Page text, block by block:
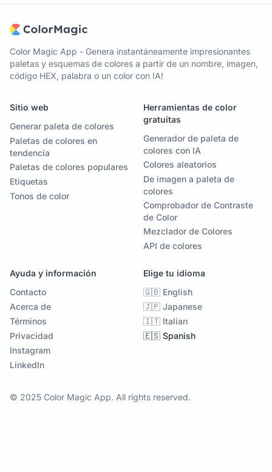
Color Magic App - Genera instantáneamente impresionantes
paletas y esquemas de colores a partir de un nombre, imagen,
código HEX, palabra o un color con IA!
Sitio web
Generar paleta de colores
Paletas de colores en
tendencia
Paletas de colores populares
Etiquetas
Tonos de color
Herramientas de color
gratuitas
Generador de paleta de
colores con IA
Colores aleatorios
De imagen a paleta de
colores
Comprobador de Contraste
de Color
Mezclador de Colores
API de colores
Ayuda y información
Contacto
Acerca de
Términos
Privacidad
Instagram
LinkedIn
Elige tu idioma
🇬🇧 English
🇯🇵 Japanese
🇮🇹 Italian
🇪🇸 Spanish
© 2025 Color Magic App. All rights reserved.